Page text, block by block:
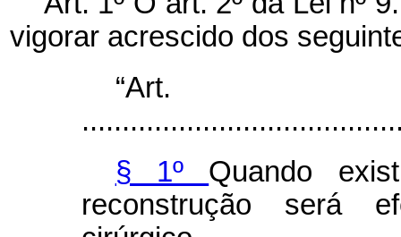
vigorar acrescido dos
§ 1º Quando
reconstrução será